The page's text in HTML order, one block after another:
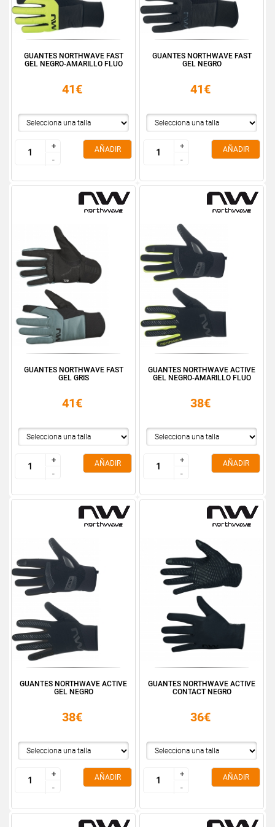
GUANTES NORTHWAVE FAST
GEL NEGRO-AMARILLO FLUO
41€
+
-
+
-
AÑADIR
GUANTES NORTHWAVE FAST
GEL NEGRO
41€
+
-
+
-
AÑADIR
GUANTES NORTHWAVE FAST
GEL GRIS
41€
+
-
+
-
AÑADIR
GUANTES NORTHWAVE ACTIVE
GEL NEGRO-AMARILLO FLUO
38€
+
-
+
-
AÑADIR
GUANTES NORTHWAVE ACTIVE
GEL NEGRO
38€
+
-
+
-
AÑADIR
GUANTES NORTHWAVE ACTIVE
CONTACT NEGRO
36€
+
-
+
-
AÑADIR